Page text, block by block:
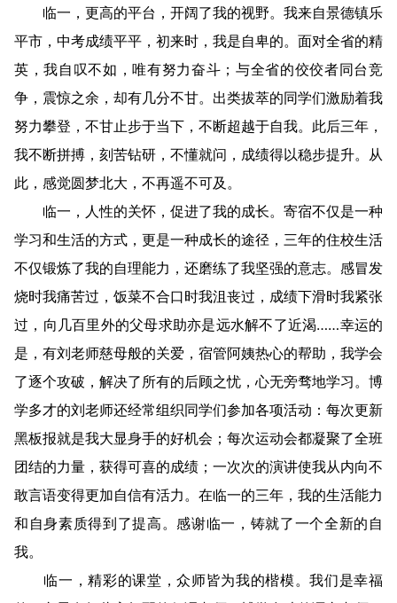
临一，更高的平台，开阔了我的视野。我来自景德镇乐
平市，中考成绩平平，初来时，我是自卑的。面对全省的精
英，我自叹不如，唯有努力奋斗；与全省的佼佼者同台竞
争，震惊之余，却有几分不甘。出类拔萃的同学们激励着我
努力攀登，不甘止步于当下，不断超越于自我。此后三年，
我不断拼搏，刻苦钻研，不懂就问，成绩得以稳步提升。从
此，感觉圆梦北大，不再遥不可及。
临一，人性的关怀，促进了我的成长。寄宿不仅是一种
学习和生活的方式，更是一种成长的途径，三年的住校生活
不仅锻炼了我的自理能力，还磨练了我坚强的意志。感冒发
烧时我痛苦过，饭菜不合口时我沮丧过，成绩下滑时我紧张
过，向几百里外的父母求助亦是远水解不了近渴……幸运的
是，有刘老师慈母般的关爱，宿管阿姨热心的帮助，我学会
了逐个攻破，解决了所有的后顾之忧，心无旁骛地学习。博
学多才的刘老师还经常组织同学们参加各项活动：每次更新
黑板报就是我大显身手的好机会；每次运动会都凝聚了全班
团结的力量，获得可喜的成绩；一次次的演讲使我从内向不
敢言语变得更加自信有活力。在临一的三年，我的生活能力
和自身素质得到了提高。感谢临一，铸就了一个全新的自
我。
临一，精彩的课堂，众师皆为我的楷模。我们是幸福